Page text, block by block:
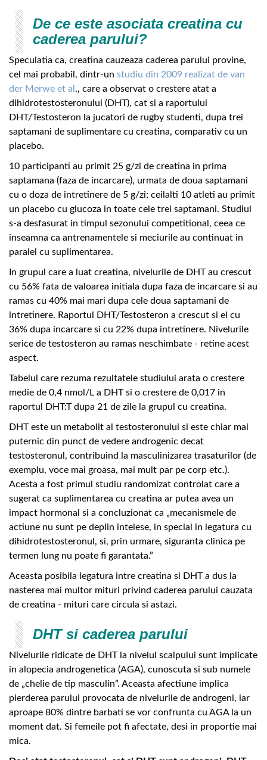
De ce este asociata creatina cu
caderea parului?
Speculatia ca, creatina cauzeaza caderea parului provine,
cel mai probabil, dintr-un studiu din 2009 realizat de van
der Merwe et al ., care a observat o crestere atat a
dihidrotestosteronului (DHT), cat si a raportului
DHT/Testosteron la jucatori de rugby studenti, dupa trei
saptamani de suplimentare cu creatina, comparativ cu un
placebo.
10 participanti au primit 25 g/zi de creatina in prima
saptamana (faza de incarcare), urmata de doua saptamani
cu o doza de intretinere de 5 g/zi; ceilalti 10 atleti au primit
un placebo cu glucoza in toate cele trei saptamani. Studiul
s-a desfasurat in timpul sezonului competitional, ceea ce
inseamna ca antrenamentele si meciurile au continuat in
paralel cu suplimentarea.
In grupul care a luat creatina, nivelurile de DHT au crescut
cu 56% fata de valoarea initiala dupa faza de incarcare si au
ramas cu 40% mai mari dupa cele doua saptamani de
intretinere. Raportul DHT/Testosteron a crescut si el cu
36% dupa incarcare si cu 22% dupa intretinere. Nivelurile
serice de testosteron au ramas neschimbate - retine acest
aspect.
Tabelul care rezuma rezultatele studiului arata o crestere
medie de 0,4 nmol/L a DHT si o crestere de 0,017 in
raportul DHT:T dupa 21 de zile la grupul cu creatina.
DHT este un metabolit al testosteronului si este chiar mai
puternic din punct de vedere androgenic decat
testosteronul, contribuind la masculinizarea trasaturilor (de
exemplu, voce mai groasa, mai mult par pe corp etc.).
Acesta a fost primul studiu randomizat controlat care a
sugerat ca suplimentarea cu creatina ar putea avea un
impact hormonal si a concluzionat ca „mecanismele de
actiune nu sunt pe deplin intelese, in special in legatura cu
dihidrotestosteronul, si, prin urmare, siguranta clinica pe
termen lung nu poate fi garantata.”
Aceasta posibila legatura intre creatina si DHT a dus la
nasterea mai multor mituri privind caderea parului cauzata
de creatina - mituri care circula si astazi.
DHT si caderea parului
Nivelurile ridicate de DHT la nivelul scalpului sunt implicate
in alopecia androgenetica (AGA), cunoscuta si sub numele
de „chelie de tip masculin”. Aceasta afectiune implica
pierderea parului provocata de nivelurile de androgeni, iar
aproape 80% dintre barbati se vor confrunta cu AGA la un
moment dat. Si femeile pot fi afectate, desi in proportie mai
mica.